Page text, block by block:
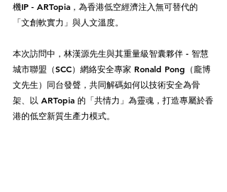
機IP - ARTopia，為香港低空經濟注入無可替代的
「文創軟實力」與人文溫度。
本次訪問中，林漢源先生與其重量級智囊夥伴 - 智慧
城市聯盟（SCC）網絡安全專家 Ronald Pong（龐博
文先生）同台發聲，共同解碼如何以技術安全為骨
架、以 ARTopia 的「共情力」為靈魂，打造專屬於香
港的低空新質生產力模式。